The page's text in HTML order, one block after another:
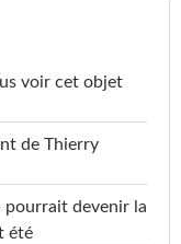
voir cet objet
de Thierry
pourrait devenir la
été